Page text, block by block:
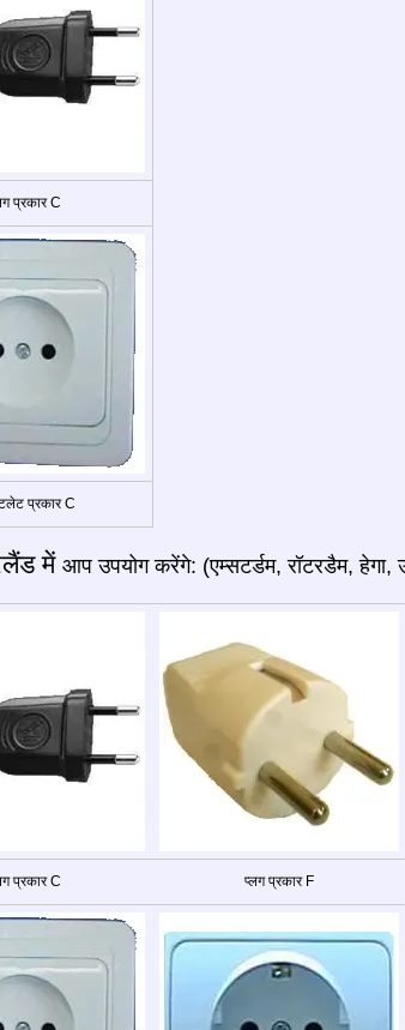
प्रकार C
प्रकार C
में आप उपयोग करेंगे: (एम्सटर्डम, रॉटरडैम, हेगा,
प्रकार C प्लग प्रकार F